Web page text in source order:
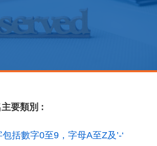
要類別 :
括數字0至9，字母A至Z及’-‘